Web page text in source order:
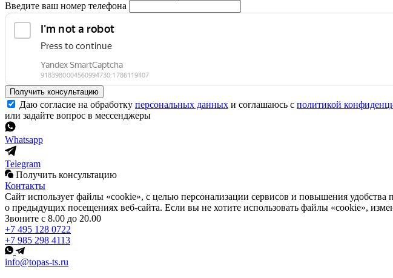
Введите ваш номер телефона
Получить консультацию
Даю согласие на обработку персональных данных и соглашаюсь с политикой
или задайте вопрос в мессенджеры
Whatsapp
Telegram
Получить консультацию
Контакты
Сайт использует файлы «cookie», с целью персонализации сервисов и повышения
о предыдущих посещениях веб-сайта. Если вы не хотите использовать файлы «cookie»,
Звоните с 8.00 до 20.00
+7 495 128 0722
+7 985 298 4113
info@topas-ts.ru